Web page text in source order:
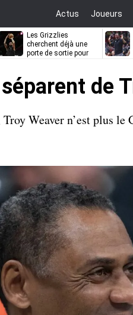
Actus Joueurs
Les Grizzlies
cherchent déjà une
porte de sortie pour
de
Weaver n’est plus